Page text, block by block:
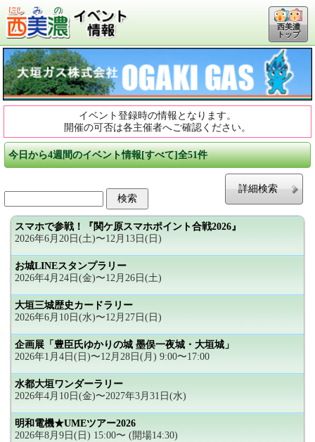
西美濃
トップ
イベント登録時の情報となります。
開催の可否は各主催者へご確認ください。
今日から4週間のイベント情報[すべて]全51件
詳細検索
スマホで参戦！『関ケ原スマホポイント合戦2026』
2026年6月20日(土)〜12月13日(日)
お城LINEスタンプラリー
2026年4月24日(金)〜12月26日(土)
大垣三城歴史カードラリー
2026年6月10日(水)〜12月27日(日)
企画展「豊臣氏ゆかりの城 墨俣一夜城・大垣城」
2026年1月4日(日)〜12月28日(月) 9:00〜17:00
水都大垣ワンダーラリー
2026年4月10日(金)〜2027年3月31日(水)
明和電機★UMEツアー2026
2026年8月9日(日) 15:00〜 (開場14:30)